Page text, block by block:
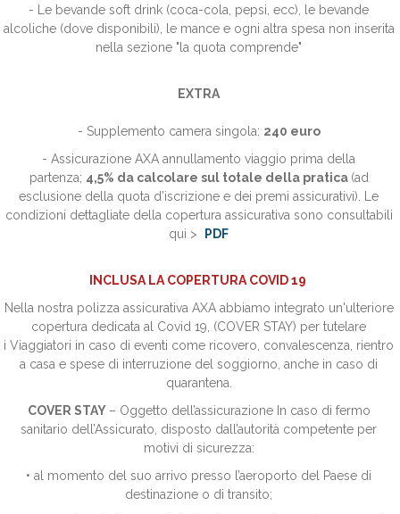
- Le bevande soft drink (coca-cola, pepsi, ecc), le bevande
alcoliche (dove disponibili), le mance e ogni altra spesa non inserita
nella sezione "la quota comprende"
EXTRA
- Supplemento camera singola: 240 euro
- Assicurazione AXA annullamento viaggio prima della
partenza; 4,5% da calcolare sul totale della pratica (ad
esclusione della quota d’iscrizione e dei premi assicurativi). Le
condizioni dettagliate della copertura assicurativa sono consultabili
qui >
PDF
INCLUSA LA COPERTURA COVID 19
Nella nostra polizza assicurativa AXA abbiamo integrato un'ulteriore
copertura dedicata al Covid 19, (COVER STAY) per tutelare
i Viaggiatori in caso di eventi come ricovero, convalescenza, rientro
a casa e spese di interruzione del soggiorno, anche in caso di
quarantena.
COVER STAY – Oggetto dell’assicurazione In caso di fermo
sanitario dell’Assicurato, disposto dall’autorità competente per
motivi di sicurezza:
• al momento del suo arrivo presso l’aeroporto del Paese di
destinazione o di transito;